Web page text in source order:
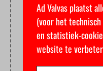
Ad Valvas plaatst
(voor het
en statistiek-
website te